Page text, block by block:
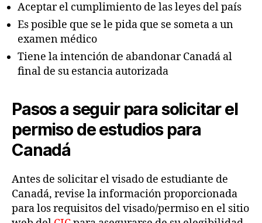
Aceptar el cumplimiento de las leyes del país
Es posible que se le pida que se someta a un
examen médico
Tiene la intención de abandonar Canadá al
final de su estancia autorizada
Pasos a seguir para solicitar el
permiso de estudios para
Canadá
Antes de solicitar el visado de estudiante de
Canadá, revise la información proporcionada
para los requisitos del visado/permiso en el sitio